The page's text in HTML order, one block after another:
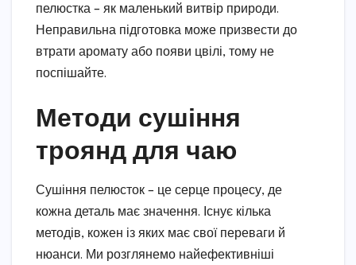
пелюстка – як маленький витвір природи.
Неправильна підготовка може призвести до
втрати аромату або появи цвілі, тому не
поспішайте.
Методи сушіння
троянд для чаю
Сушіння пелюсток – це серце процесу, де
кожна деталь має значення. Існує кілька
методів, кожен із яких має свої переваги й
нюанси. Ми розглянемо найефективніші